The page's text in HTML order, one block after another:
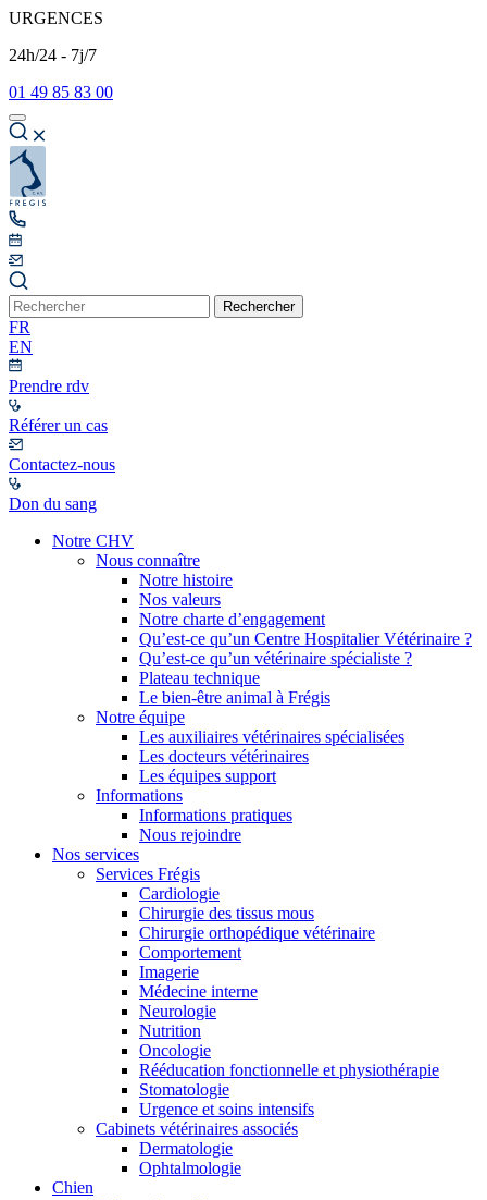
URGENCES
24h/24 - 7j/7
01 49 85 83 00
Rechercher
FR
EN
Prendre rdv
Référer un cas
Contactez-nous
Don du sang
Notre CHV
Nous connaître
Notre histoire
Nos valeurs
Notre charte d’engagement
Qu’est-ce qu’un Centre Hospitalier Vétérinaire ?
Qu’est-ce qu’un vétérinaire spécialiste ?
Plateau technique
Le bien-être animal à Frégis
Notre équipe
Les auxiliaires vétérinaires spécialisées
Les docteurs vétérinaires
Les équipes support
Informations
Informations pratiques
Nous rejoindre
Nos services
Services Frégis
Cardiologie
Chirurgie des tissus mous
Chirurgie orthopédique vétérinaire
Comportement
Imagerie
Médecine interne
Neurologie
Nutrition
Oncologie
Rééducation fonctionnelle et physiothérapie
Stomatologie
Urgence et soins intensifs
Cabinets vétérinaires associés
Dermatologie
Ophtalmologie
Chien